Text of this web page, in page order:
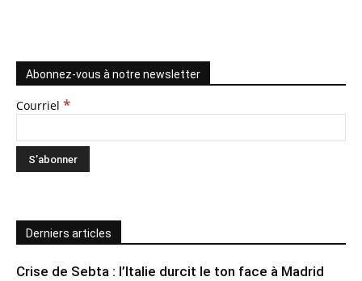
Abonnez-vous à notre newsletter
Courriel *
Derniers articles
Crise de Sebta : l’Italie durcit le ton face à Madrid